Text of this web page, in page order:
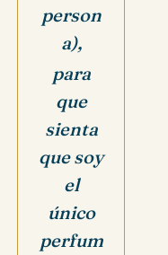
person
a),
para
que
sienta
que soy
el
único
perfum